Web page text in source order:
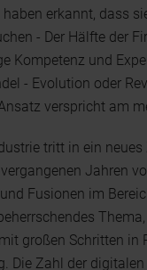
erkannt, dass
- Der Hälfte der
Kompetenz und
- Evolution oder
verspricht am
tritt in ein neues
Jahren
Fusionen im
großen Schritten in
Die Zahl der